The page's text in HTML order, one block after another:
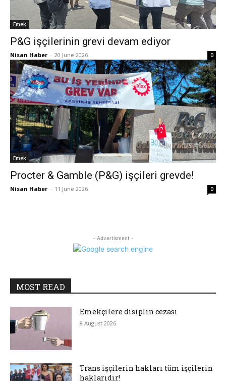
Emek
P&G işçilerinin grevi devam ediyor
Nisan Haber - 20 June 2026 0
Emek
Procter & Gamble (P&G) işçileri grevde!
Nisan Haber - 11 June 2026 0
- Advertisment -
MOST READ
Emekçilere disiplin cezası
8 August 2026
Trans işçilerin hakları tüm işçilerin
haklarıdır!